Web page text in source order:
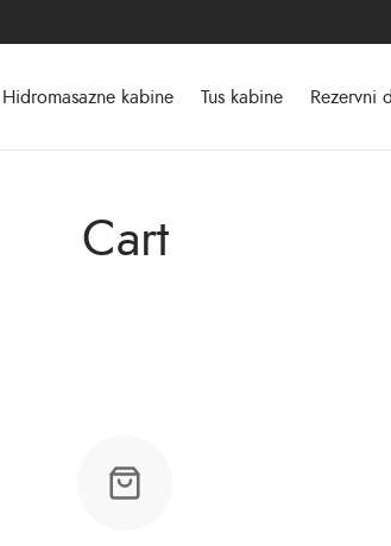
Hidromasazne kabine Tus kabine Rezervni
Cart